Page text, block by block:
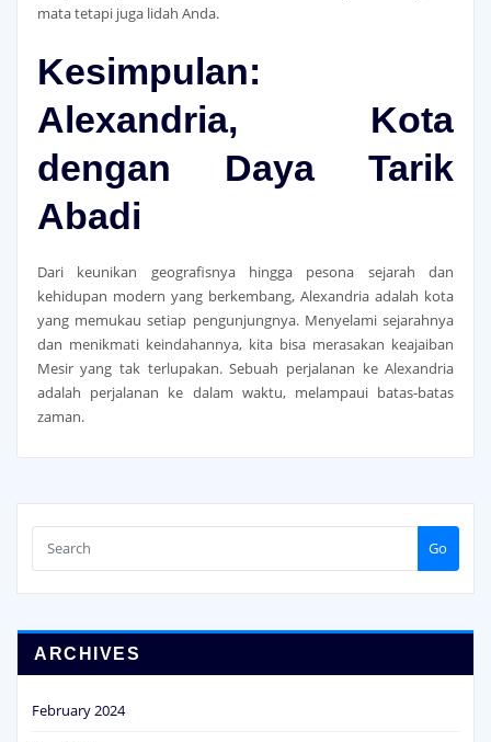
mata tetapi juga lidah Anda.
Kesimpulan:
Alexandria, Kota
dengan Daya Tarik
Abadi
Dari keunikan geografisnya hingga pesona sejarah dan
kehidupan modern yang berkembang, Alexandria adalah kota
yang memukau setiap pengunjungnya. Menyelami sejarahnya
dan menikmati keindahannya, kita bisa merasakan keajaiban
Mesir yang tak terlupakan. Sebuah perjalanan ke Alexandria
adalah perjalanan ke dalam waktu, melampaui batas-batas
zaman.
Go
ARCHIVES
February 2024